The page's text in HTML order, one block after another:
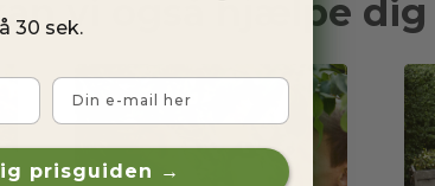
vi også hjælpe dig
30 sek.
Email
prisguiden →